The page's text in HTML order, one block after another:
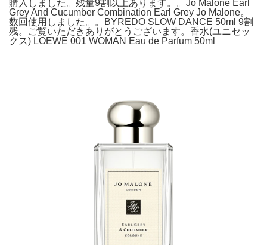
購入しました。残量9割以上あります。。Jo Malone Earl
Grey And Cucumber Combination Earl Grey Jo Malone。
数回使用しました。。BYREDO SLOW DANCE 50ml 9割
残。ご覧いただきありがとうございます。香水(ユニセッ
クス) LOEWE 001 WOMAN Eau de Parfum 50ml